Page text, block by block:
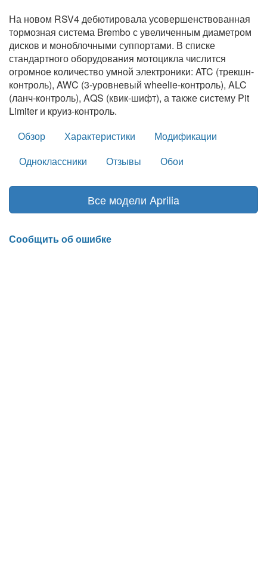
На новом RSV4 дебютировала усовершенствованная
тормозная система Brembo с увеличенным диаметром
дисков и моноблочными суппортами. В списке
стандартного оборудования мотоцикла числится
огромное количество умной электроники: ATC (трекшн-
контроль), AWC (3-уровневый wheelie-контроль), ALC
(ланч-контроль), AQS (квик-шифт), а также систему Pit
Limiter и круиз-контроль.
Обзор
Характеристики
Модификации
Одноклассники
Отзывы Обои
Все модели Aprilia
Сообщить об ошибке